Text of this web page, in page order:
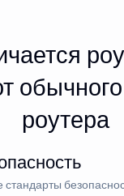
роутера
стандарты